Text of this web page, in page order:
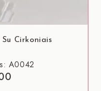
Cirkoniais
A0042